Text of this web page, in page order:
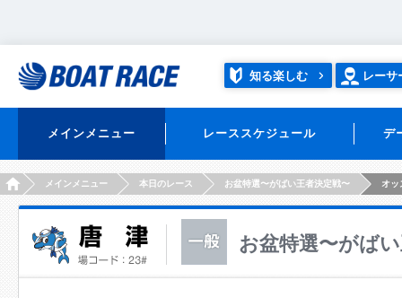
知る楽しむ レーサ
メインメニュー レーススケジュール デ
HOMEメインメニュー 本日のレース お盆特選〜がばい王者決定戦〜 オッ
お盆特選〜がば